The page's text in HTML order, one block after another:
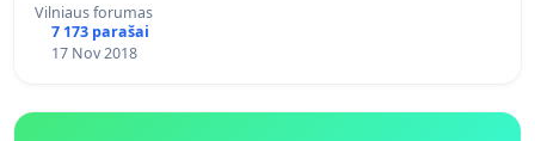
Vilniaus forumas
7 173 parašai
17 Nov 2018